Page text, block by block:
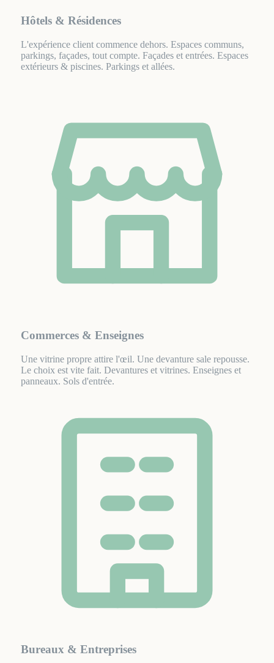
Hôtels & Résidences
L'expérience client commence dehors. Espaces communs,
parkings, façades, tout compte. Façades et entrées. Espaces
extérieurs & piscines. Parkings et allées.
Commerces & Enseignes
Une vitrine propre attire l'œil. Une devanture sale repousse.
Le choix est vite fait. Devantures et vitrines. Enseignes et
panneaux. Sols d'entrée.
Bureaux & Entreprises